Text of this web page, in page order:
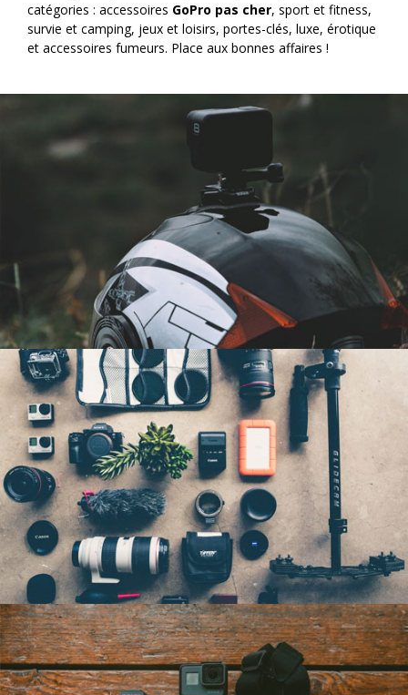
catégories : accessoires GoPro pas cher, sport et fitness,
survie et camping, jeux et loisirs, portes-clés, luxe, érotique
et accessoires fumeurs. Place aux bonnes affaires !